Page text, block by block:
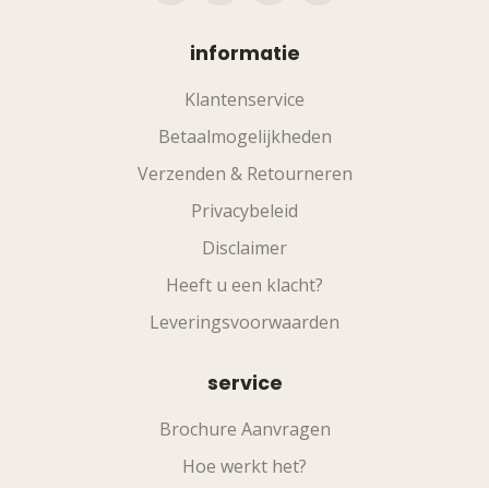
informatie
Klantenservice
Betaalmogelijkheden
Verzenden & Retourneren
Privacybeleid
Disclaimer
Heeft u een klacht?
Leveringsvoorwaarden
service
Brochure Aanvragen
Hoe werkt het?